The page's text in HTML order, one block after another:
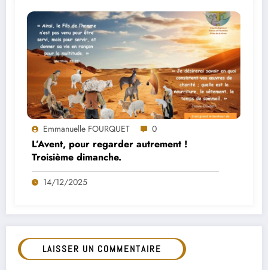
Emmanuelle FOURQUET 0
L’Avent, pour regarder autrement !
Troisième dimanche.
14/12/2025
LAISSER UN COMMENTAIRE